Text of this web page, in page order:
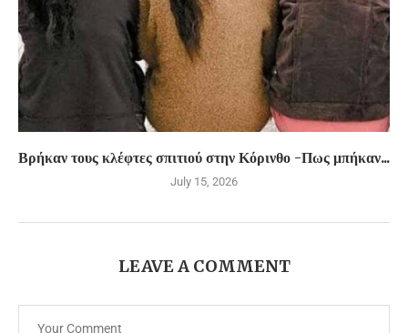
Βρήκαν τους κλέφτες σπιτιού στην Κόρινθο -Πως μπήκαν...
July 15, 2026
LEAVE A COMMENT